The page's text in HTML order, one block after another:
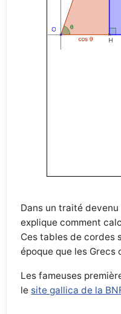
Dans un traité
explique comment
Ces tables de cordes
époque que les
Les fameuses
le site gallica de la